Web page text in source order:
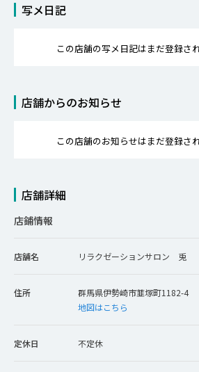
写メ日記
この店舗の写メ日記はまだ登録さ
店舗からのお知らせ
この店舗のお知らせはまだ登録さ
店舗詳細
店鋪情報
店舗名 リラクゼーションサロン 兎
住所
群馬県伊勢崎市韮塚町1182-4
地図はこちら
定休日 不定休